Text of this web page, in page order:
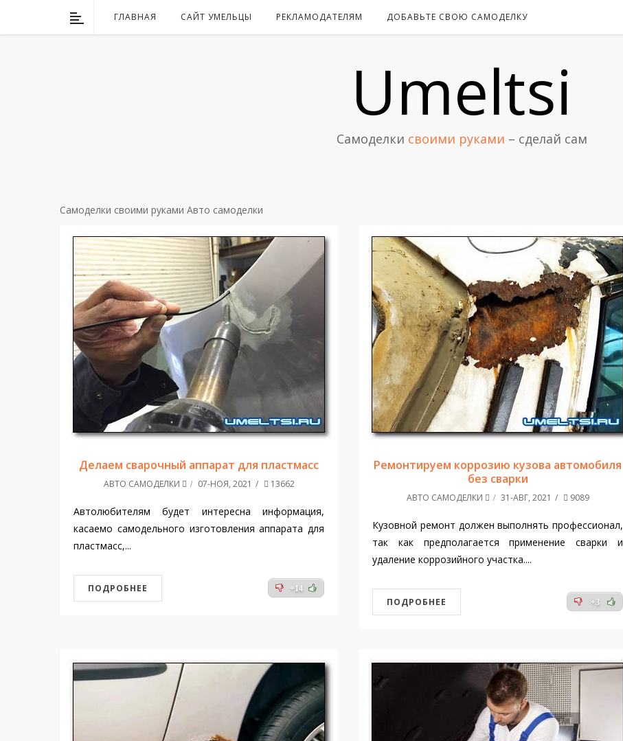
ГЛАВНАЯ САЙТ УМЕЛЬЦЫ РЕКЛАМОДАТЕЛЯМ ДОБАВЬТЕ СВОЮ САМОДЕЛКУ
Umeltsi
Самоделки своими руками – сделай сам
Самоделки своими руками Авто самоделки
Делаем сварочный аппарат для пластмасс
АВТО САМОДЕЛКИ 07-НОЯ, 2021 13662
Автолюбителям будет интересна информация,
касаемо самодельного изготовления аппарата для
пластмасс,...
+14
ПОДРОБНЕЕ
Ремонтируем коррозию кузова автомобиля
без сварки
АВТО САМОДЕЛКИ 31-АВГ, 2021 9089
Кузовной ремонт должен выполнять профессионал,
так как предполагается применение сварки и
удаление коррозийного участка....
+3
ПОДРОБНЕЕ